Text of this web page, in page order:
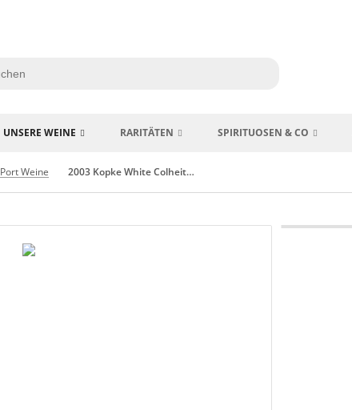
UNSERE WEINE RARITÄTEN SPIRITUOSEN & CO
Port Weine 2003 Kopke White Colheita Portwein in Box